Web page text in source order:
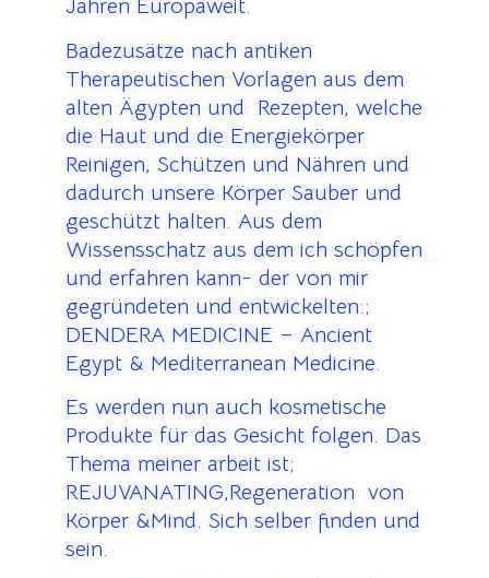
Jahren Europaweit.
Badezusätze nach antiken
Therapeutischen Vorlagen aus dem
alten Ägypten und Rezepten, welche
die Haut und die Energiekörper
Reinigen, Schützen und Nähren und
dadurch unsere Körper Sauber und
geschützt halten. Aus dem
Wissensschatz aus dem ich schöpfen
und erfahren kann- der von mir
gegründeten und entwickelten:;
DENDERA MEDICINE – Ancient
Egypt & Mediterranean Medicine.
Es werden nun auch kosmetische
Produkte für das Gesicht folgen. Das
Thema meiner arbeit ist;
REJUVANATING,Regeneration von
Körper &Mind. Sich selber finden und
sein.